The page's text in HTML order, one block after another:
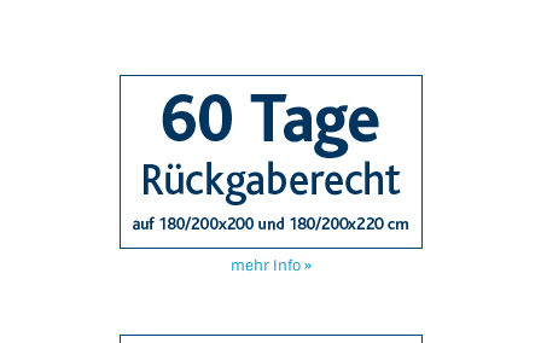
mehr Info »